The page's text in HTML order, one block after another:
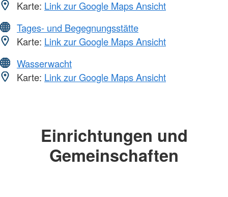
Karte: Link zur Google Maps Ansicht
Tages- und Begegnungsstätte
Karte: Link zur Google Maps Ansicht
Wasserwacht
Karte: Link zur Google Maps Ansicht
Einrichtungen und
Gemeinschaften